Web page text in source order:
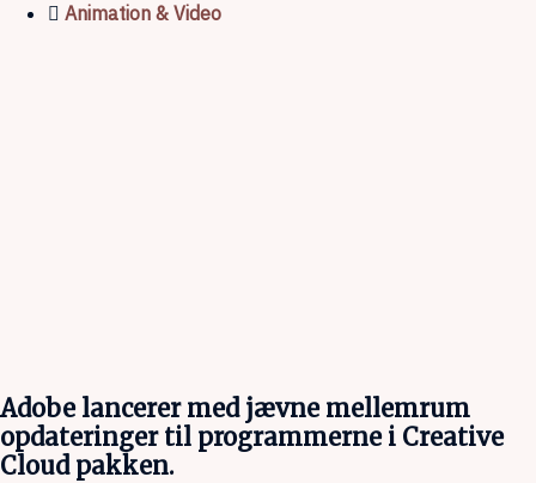
Animation & Video
Adobe lancerer med jævne mellemrum
opdateringer til programmerne i Creative
Cloud pakken.